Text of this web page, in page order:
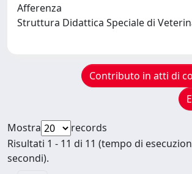
Afferenza
Struttura Didattica Speciale di
Contributo in atti di
Mostra
records
Risultati 1 - 11 di 11 (tempo di
secondi).